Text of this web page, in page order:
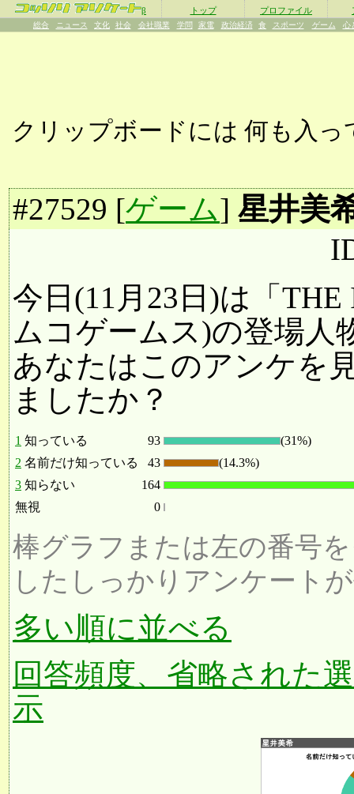
β トップ プロファイル
総合 ニュース 文化 社会 会社職業 学問 家電 政治経済 食 スポーツ ゲーム 心
クリップボードには 何も入っ
#27529 [ゲーム] 星井美
今日(11月23日)は「
ムコゲームス)の登場人
あなたはこのアンケを
ましたか？
1 知っている 93
(31%)
2 名前だけ知っている 43
(14.3%)
3 知らない
164
無視
0
棒グラフまたは左の番号
したしっかりアンケート
多い順に並べる
回答頻度、省略された
示